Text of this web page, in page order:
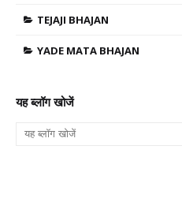
TEJAJI BHAJAN
YADE MATA BHAJAN
यह ब्लॉग खोजें